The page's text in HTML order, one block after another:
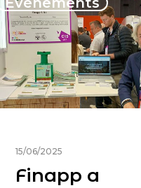
15/06/2025
Finapp a